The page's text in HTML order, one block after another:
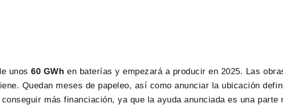
unos60 GWh en baterías y empezará a producir en 2025. Las
Quedan meses de papeleo, así como anunciar la ubicación
más financiación, ya que la ayuda anunciada es una parte